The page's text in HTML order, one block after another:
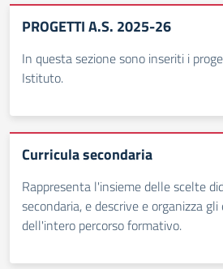
PROGETTI A.S. 2025-26
In questa sezione sono inseriti i
Istituto.
Curricula secondaria
Rappresenta l'insieme delle scelte
secondaria, e descrive e organizza
dell'intero percorso formativo.